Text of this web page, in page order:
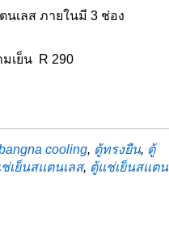
นเลส ภายในมี 3 ช่อง
เย็น R 290
cooling, ตู้ทรงยืน, ตู้
เย็นสแตนเลส, ตู้แช่เย็นสแตน